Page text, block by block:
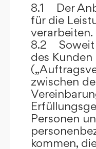
8.1 Der
für die
verarbeiten.
8.2 Soweit
des
zwischen
Personen
kommen,